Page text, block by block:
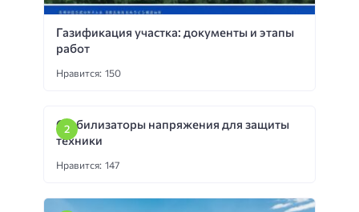
Газификация участка: документы и этапы
работ
Нравится: 150
Стабилизаторы напряжения для защиты
техники
Нравится: 147